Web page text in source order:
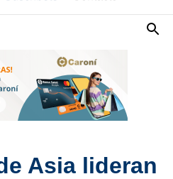
Asia lideran